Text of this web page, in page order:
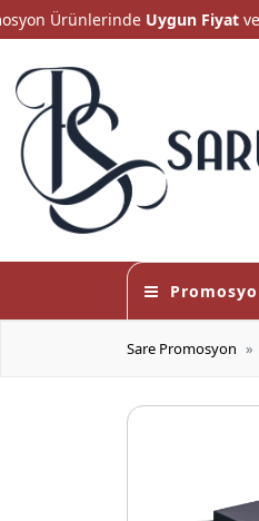
ÜrünlerindeUygun Fiyatve
Sare Promosyon